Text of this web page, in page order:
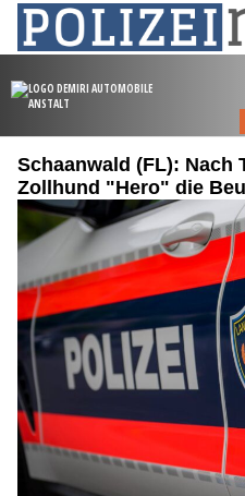
Schaanwald (FL): Nach
Zollhund "Hero" die